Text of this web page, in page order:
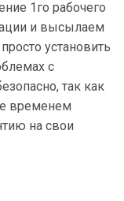
1го рабочего
и высылаем
установить
с
так как
временем
на свои